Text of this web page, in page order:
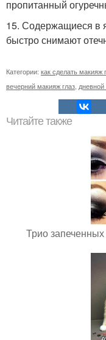
пропитанный
15. Содержащиеся в
быстро снимают
Категории: как сделать макияж
вечерний макияж глаз
Читайте также
Трио